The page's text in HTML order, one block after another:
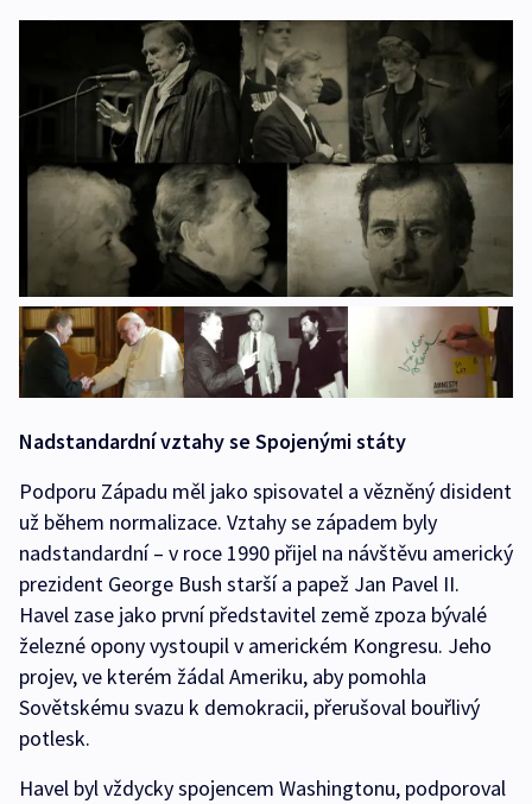
Nadstandardní vztahy se Spojenými státy
Podporu Západu měl jako spisovatel a vězněný disident
už během normalizace. Vztahy se západem byly
nadstandardní – v roce 1990 přijel na návštěvu americký
prezident George Bush starší a papež Jan Pavel II.
Havel zase jako první představitel země zpoza bývalé
železné opony vystoupil v americkém Kongresu. Jeho
projev, ve kterém žádal Ameriku, aby pomohla
Sovětskému svazu k demokracii, přerušoval bouřlivý
potlesk.
Havel byl vždycky spojencem Washingtonu, podporoval